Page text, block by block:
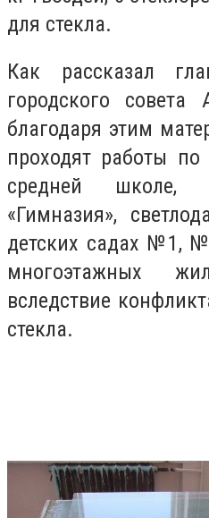
для стекла.
Как рассказал
городского совета
благодаря этим
проходят работы по
средней
«Гимназия»,
детских садах №1,
многоэтажных
вследствие
стекла.